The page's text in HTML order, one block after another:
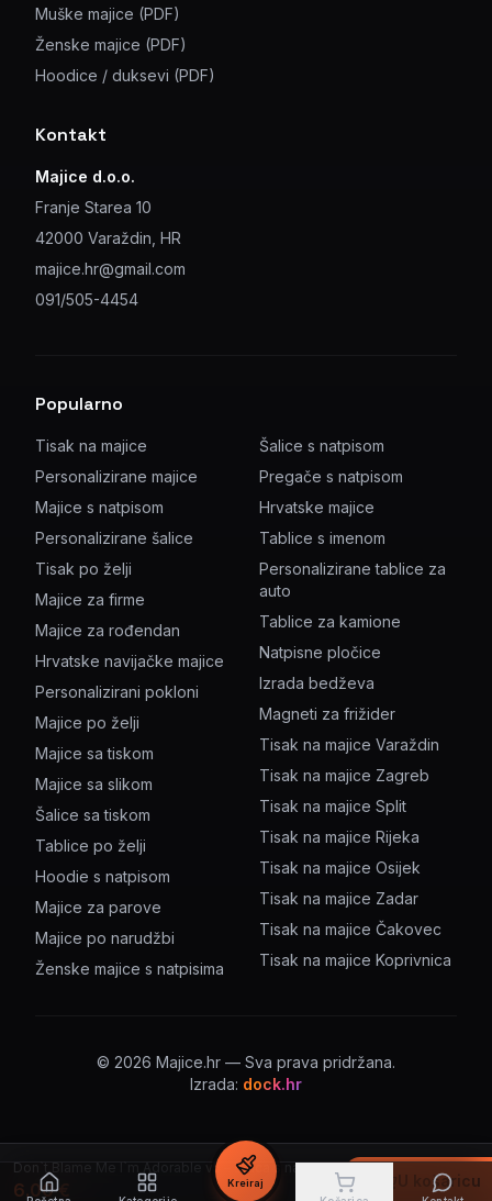
Don`t Blame Me I`m Adorable v5 – šalica s natpisom
6.00€ U košaricu
Muške majice (PDF)
Ženske majice (PDF)
Hoodice / duksevi (PDF)
Kontakt
Majice d.o.o.
Franje Starea 10
42000 Varaždin, HR
majice.hr@gmail.com
091/505-4454
Popularno
Tisak na majice
Personalizirane majice
Majice s natpisom
Personalizirane šalice
Tisak po želji
Majice za firme
Majice za rođendan
Hrvatske navijačke majice
Personalizirani pokloni
Majice po želji
Majice sa tiskom
Majice sa slikom
Šalice sa tiskom
Tablice po želji
Hoodie s natpisom
Majice za parove
Majice po narudžbi
Ženske majice s natpisima
Šalice s natpisom
Pregače s natpisom
Hrvatske majice
Tablice s imenom
Personalizirane tablice za
auto
Tablice za kamione
Natpisne pločice
Izrada bedževa
Magneti za frižider
Tisak na majice Varaždin
Tisak na majice Zagreb
Tisak na majice Split
Tisak na majice Rijeka
Tisak na majice Osijek
Tisak na majice Zadar
Tisak na majice Čakovec
Tisak na majice Koprivnica
© 2026 Majice.hr — Sva prava pridržana.
Izrada: dock.hr
Kreiraj